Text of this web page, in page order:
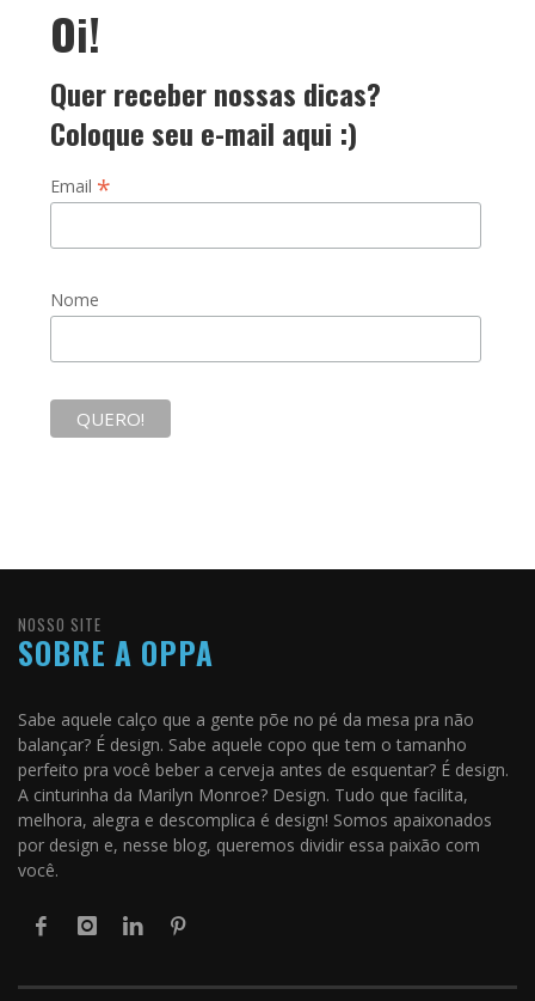
Oi!
Quer receber nossas dicas?
Coloque seu e-mail aqui :)
Email *
Nome
NOSSO SITE
SOBRE A OPPA
Sabe aquele calço que a gente põe no pé da mesa pra não
balançar? É design. Sabe aquele copo que tem o tamanho
perfeito pra você beber a cerveja antes de esquentar? É design.
A cinturinha da Marilyn Monroe? Design. Tudo que facilita,
melhora, alegra e descomplica é design! Somos apaixonados
por design e, nesse blog, queremos dividir essa paixão com
você.